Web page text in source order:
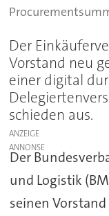
Der
Vorstand neu
einer digital
schieden aus.
ANZEIGE
Der
und Logistik
seinen